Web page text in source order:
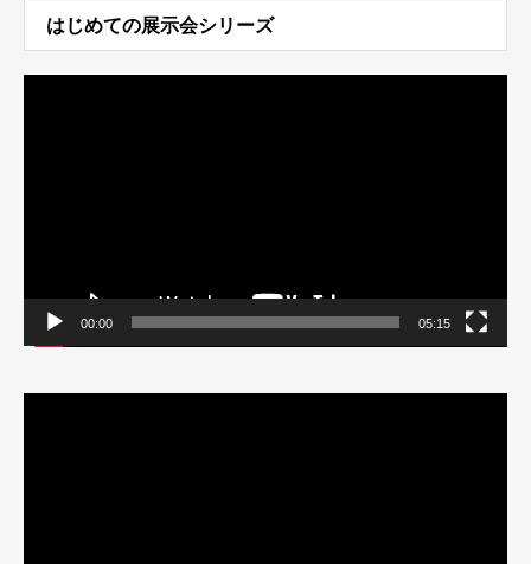
はじめての展示会シリーズ
00:00 05:15